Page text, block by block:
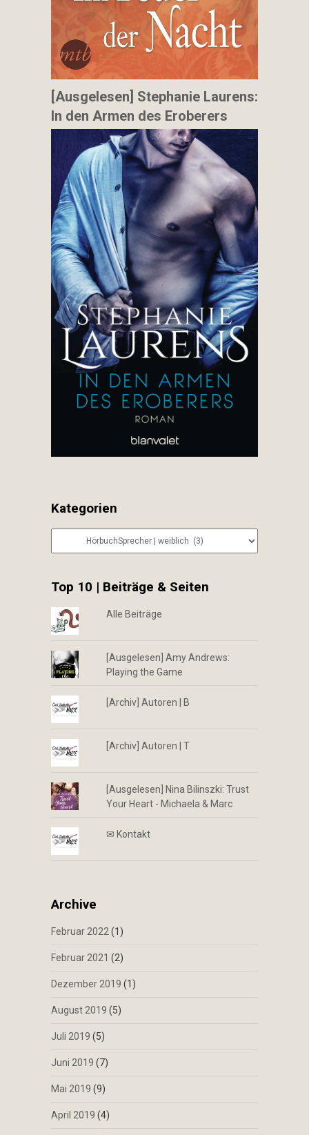
[Ausgelesen] Stephanie Laurens:
In den Armen des Eroberers
Kategorien
Kategorien
Top 10 | Beiträge & Seiten
Alle Beiträge
[Ausgelesen] Amy Andrews:
Playing the Game
[Archiv] Autoren | B
[Archiv] Autoren | T
[Ausgelesen] Nina Bilinszki: Trust
Your Heart - Michaela & Marc
✉︎ Kontakt
Archive
Februar 2022(1)
Februar 2021 (2)
Dezember 2019 (1)
August 2019 (5)
Juli 2019 (5)
Juni 2019 (7)
Mai 2019 (9)
April 2019 (4)